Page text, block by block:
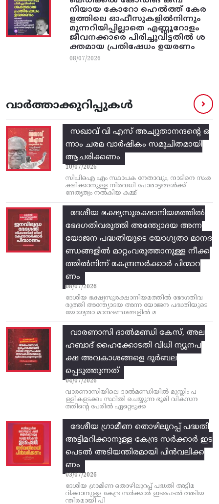
നിയായ കോറോ ഹെൽത്ത് കേര
ളത്തിലെ ഓഫീസുകളിൽനിന്നും
മുന്നറിയിപ്പില്ലാതെ എണ്ണൂറോളം
ജീവനക്കാരെ പിരിച്ചുവിട്ടതിൽ‌ ശ
ക്തമായ പ്രതിഷേധം ഉയരണം
08/07/2026
വാർത്താക്കുറിപ്പുകൾ
സഖാവ് വി എസ്‌ അച്യുതാനന്ദന്റെ ഒ
ന്നാം ചരമ വാര്‍ഷികം സമുചിതമായി
ആചരിക്കണം
10/07/2026
സിപിഐ എം സ്ഥാപക നേതാവും, നാടിനെ സംര
ക്ഷിക്കാനുള്ള നിരവധി പോരാട്ടങ്ങള്‍ക്ക്‌
നേതൃത്വം നല്‍കിയ കമ്മ്
ദേശീയ ഭക്ഷ്യസുരക്ഷാനിയമത്തിൽ
ഭേദഗതിവരുത്തി അന്ത്യോദയ അന്ന
യോജന പദ്ധതിയുടെ യോഗ്യതാ മാനദ
ണ്ഡങ്ങളിൽ മാറ്റംവരുത്താനുള്ള നീക്ക
ത്തിൽനിന്ന്‌ കേന്ദ്രസർക്കാർ പിന്മാറ
ണം
08/07/2026
ദേശീയ ഭക്ഷ്യസുരക്ഷാനിയമത്തിൽ ഭേദഗതിവ
രുത്തി അന്ത്യോദയ അന്ന യോജന പദ്ധതിയുടെ
യോഗ്യതാ മാനദണ്ഡങ്ങളിൽ മ
വാരണാസി ദാൽമണ്ഡി കേസ്, അല
ഹബാദ് ഹൈക്കോടതി വിധി ന്യൂനപ
ക്ഷ അവകാശങ്ങളെ ദുർബല
പ്പെടുത്തുന്നത്
04/07/2026
വാരണാസിയിലെ ദാൽമണ്ഡിയിൽ മുസ്ലിം പ
ള്ളികളടക്കം സ്ഥിതി ചെയ്യുന്ന ഭൂമി വികസന
ത്തിന്റെ പേരിൽ ഏറ്റെടുക്ക
ദേശീയ ഗ്രാമീണ തൊഴിലുറപ്പ്‌ പദ്ധതി
അട്ടിമറിക്കാനുള്ള കേന്ദ്ര സര്‍ക്കാര്‍ ഇട
പെടല്‍ അടിയന്തിരമായി പിന്‍വലിക്ക
ണം
03/07/2026
ദേശീയ ഗ്രാമീണ തൊഴിലുറപ്പ്‌ പദ്ധതി അട്ടിമ
റിക്കാനുള്ള കേന്ദ്ര സര്‍ക്കാര്‍ ഇടപെടല്‍ അടിയ
ന്തിരമായി പി